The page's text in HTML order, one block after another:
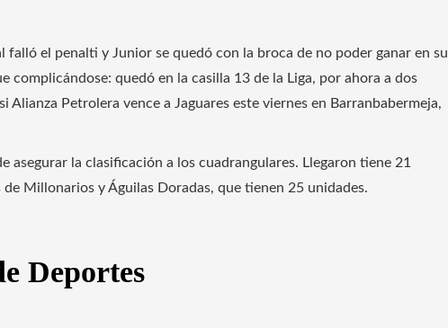
falló el penalti y Junior se quedó con la broca de no poder ganar en su
complicándose: quedó en la casilla 13 de la Liga, por ahora a dos
Alianza Petrolera vence a Jaguares este viernes en Barranbabermeja,
asegurar la clasificación a los cuadrangulares. Llegaron tiene 21
Millonarios y Águilas Doradas, que tienen 25 unidades.
Deportes